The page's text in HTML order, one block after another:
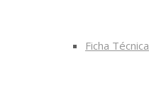
Ficha Técnica